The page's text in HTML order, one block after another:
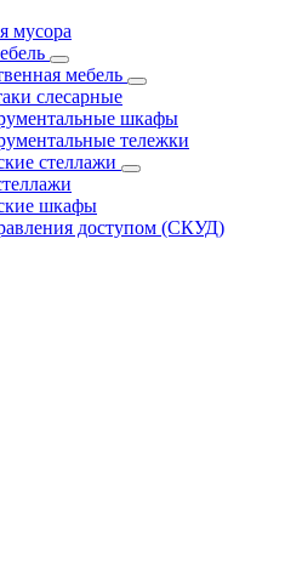
мусора
мебель
слесарные
шкафы
тележки
стеллажи
шкафы
доступом (СКУД)